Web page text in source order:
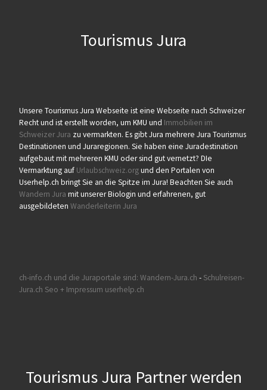
Tourismus Jura
Unsere Tourismus Jura Webseite ist eine Webseite nach Schweizer
Recht und ist erstellt worden, um KMU und Immobilien im
Schweizer Jura zu vermarkten. Es gibt Jura mehrere Jura Tourismus
Destinationen und Juraregionen. Sie haben eine Juradestination
aufgebaut mit mehreren KMU oder sind gut vernetzt? DIe
Vermarktung auf Urlaubschweiz.orgund den Portalen von
Userhelp.ch bringt Sie an die Spitze im Jura! Beachten Sie auch
Wandern Jura mit unserer Biologin und erfahrenen, gut
ausgebildeten Wanderleiterin Jura
ch-info.ch und die Juraportale sind: Wandern-Jura.ch - Schulreisen-
Jura.ch Seo + Impressum userhelp.ch
Tourismus Jura Partner werden